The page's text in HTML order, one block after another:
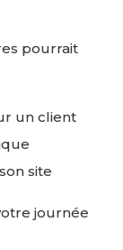
pourrait
un client
site
journée